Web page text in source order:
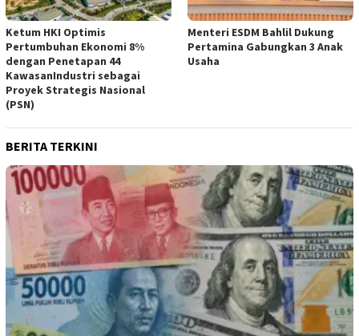
Ketum HKI Optimis
Pertumbuhan Ekonomi 8%
dengan Penetapan 44
KawasanIndustri sebagai
Proyek Strategis Nasional
(PSN)
Menteri ESDM Bahlil Dukung
Pertamina Gabungkan 3 Anak
Usaha
BERITA TERKINI